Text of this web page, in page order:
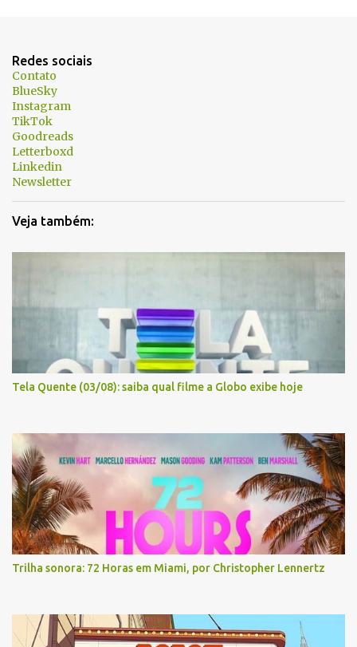
á
r
i
o
s
Redes sociais
Contato
BlueSky
Instagram
TikTok
Goodreads
Letterboxd
Linkedin
Newsletter
Veja também:
Tela Quente (03/08): saiba qual filme a Globo exibe hoje
Trilha sonora: 72 Horas em Miami, por Christopher Lennertz